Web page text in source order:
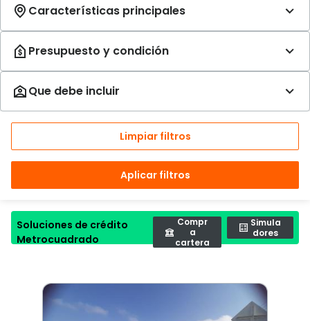
Limpiar filtros
Aplicar filtros
Soluciones de crédito
Metrocuadrado
Compr
a
cartera
Simula
dores